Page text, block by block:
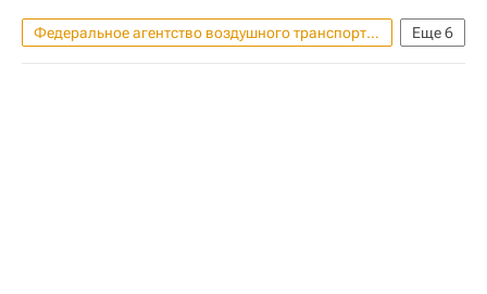
Еще6
Федеральное агентство воздушного транспорта (Росавиация)
Россия
Курская область
Москва